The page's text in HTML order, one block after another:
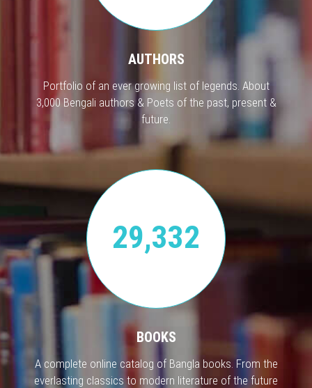
AUTHORS
Portfolio of an ever growing list of legends. About
3,000 Bengali authors & Poets of the past, present &
future.
29,332
BOOKS
A complete online catalog of Bangla books. From the
everlasting classics to modern literature of the future